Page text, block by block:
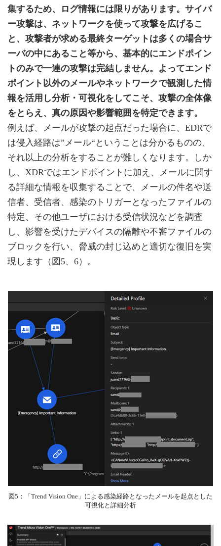
集するため、ログ情報には限りがあります。サイバ
ー攻撃は、ネットワークを使って攻撃を広げるこ
と、攻撃者が求める最終ターゲットは多くの場合サ
ーバの中にあること等から、基本的にエンドポイン
トのみで一連の攻撃は完結しません。よってエンド
ポイント以外のメールやネットワークで観測した情
報を活用し分析・可視化をしてこそ、攻撃の全体像
をとらえ、真の原因や影響範囲を特定できます。
例えば、メールが攻撃の起点だった場合に、EDRで
は侵入経路は”メール“ということは分かるものの、
それ以上の分析をすることが難しくなります。しか
し、XDRではエンドポイントに加え、メールに関す
る詳細な情報を収集することで、メールの件名や送
信者、受信者、感染のトリガーとなったファイルの
特定、その他ユーザにおける受信状況などを調査
し、影響を受けたデバイスの隔離や不審ファイルの
ブロックを行い、脅威の封じ込めと適切な復旧を実
現します（図5、6）。
図5：「Trend Vision One」による感染経路となったメールを起点とした
可視化と詳細分析